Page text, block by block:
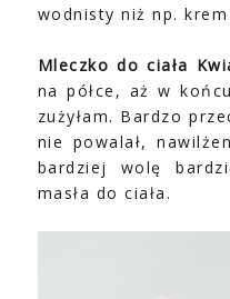
wodnisty niż np. krem
Mleczko do ciała
na półce, aż w
zużyłam. Bardzo
nie powalał,
bardziej wolę
masła do ciała.